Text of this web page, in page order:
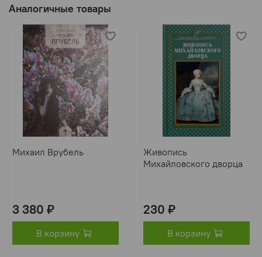
Аналогичные товары
Михаил Врубель
3 380 ₽
В корзину
Живопись
Михайловского дворца
230 ₽
В корзину